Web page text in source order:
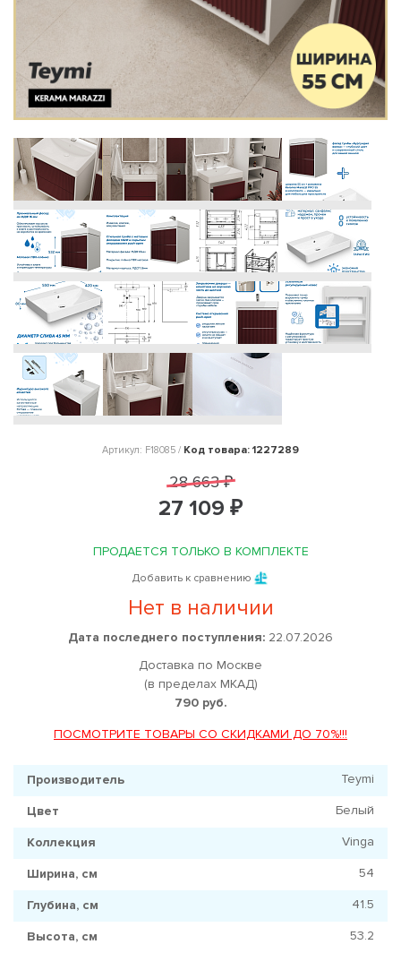
Артикул: F18085 / Код товара: 1227289
28 663 ₽
27 109 ₽
ПРОДАЕТСЯ ТОЛЬКО В КОМПЛЕКТЕ
Добавить к сравнению
Нет в наличии
Дата последнего поступления: 22.07.2026
Доставка по Москве
(в пределах МКАД)
790 руб.
ПОСМОТРИТЕ ТОВАРЫ СО СКИДКАМИ ДО 70%!!!
Производитель Teymi
Цвет Белый
Коллекция Vinga
Ширина, см 54
Глубина, см 41.5
Высота, см 53.2